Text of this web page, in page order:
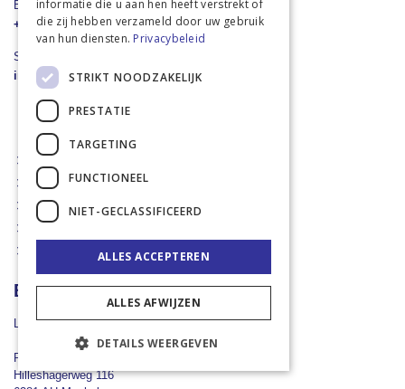
Bel ons direct
+31 43 455 2665
Stuur een e-mail
info@landbouwwinkel.nl
Mijn account
Verlanglijst
Winkelwagen
Veel gestelde vragen
Bedrijfsinformatie
Landbouwwinkel.nl
Rademaker Mechelen B.V.
Hilleshagerweg 116
informatie die u aan hen heeft verstrekt of
die zij hebben verzameld door uw gebruik
van hun diensten. Privacybeleid
STRIKT NOODZAKELIJK
PRESTATIE
TARGETING
FUNCTIONEEL
NIET-GECLASSIFICEERD
ALLES ACCEPTEREN
ALLES AFWIJZEN
DETAILS WEERGEVEN